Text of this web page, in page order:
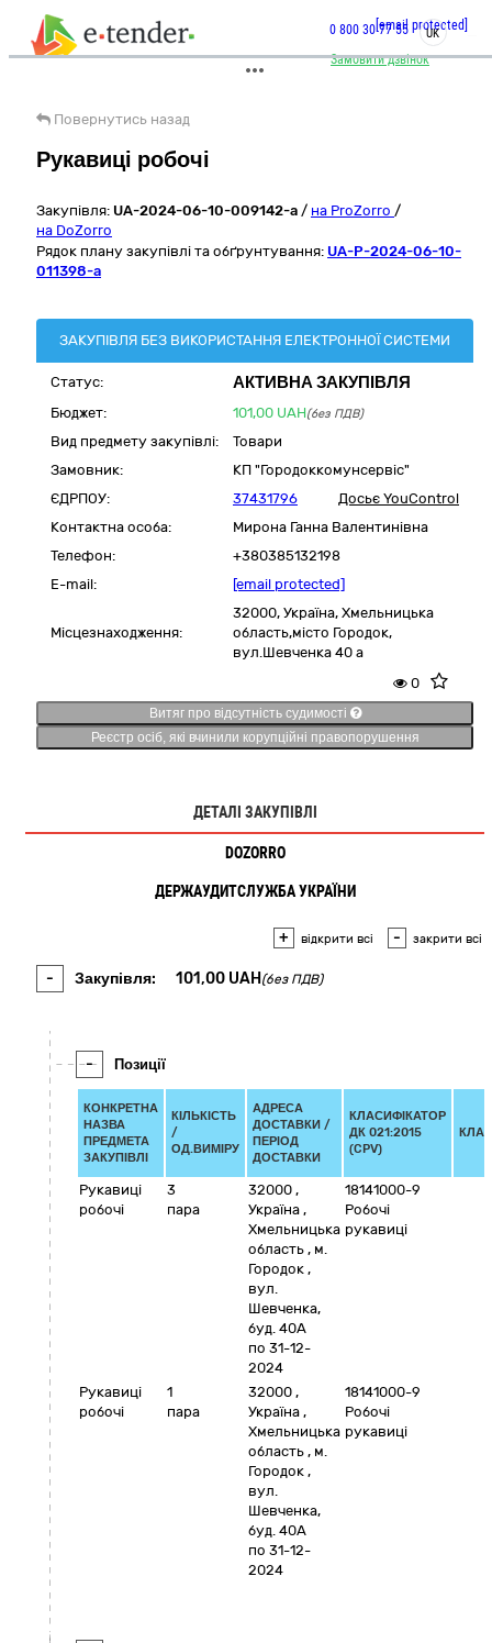
Замовити дзвінок
0 800 30 77 55[email protected]
UK
Повернутись назад
Рукавиці робочі
Закупівля: UA-2024-06-10-009142-a / на ProZorro /
на DoZorro
Рядок плану закупівлі та обґрунтування: UA-P-2024-06-10-
011398-a
ЗАКУПІВЛЯ БЕЗ ВИКОРИСТАННЯ ЕЛЕКТРОННОЇ СИСТЕМИ
Статус: АКТИВНА ЗАКУПІВЛЯ
Бюджет: 101,00 UAH(без ПДВ)
Вид предмету закупівлі:
Товари
Замовник:
КП "Городоккомунсервіс"
ЄДРПОУ:
37431796
Досьє YouControl
Контактна особа:
Мирона Ганна Валентинівна
Телефон:
+380385132198
E-mail:
[email protected]
Місцезнаходження:
32000, Україна, Хмельницька
область,місто Городок,
вул.Шевченка 40 а
0
Витяг про відсутність судимості
Реєстр осіб, які вчинили корупційні правопорушення
ДЕТАЛІ ЗАКУПІВЛІ
DOZORRO
ДЕРЖАУДИТСЛУЖБА УКРАЇНИ
+ відкрити всі - закрити всі
- Закупівля: 101,00 UAH (без ПДВ)
- Позиції
КОНКРЕТНА
НАЗВА
ПРЕДМЕТА
ЗАКУПІВЛІ
КІЛЬКІСТЬ
/
ОД.ВИМІРУ
АДРЕСА
ДОСТАВКИ /
ПЕРІОД
ДОСТАВКИ
КЛАСИФІКАТОР
ДК 021:2015
(CPV)
Рукавиці
робочі
3
пара
32000 ,
Україна ,
Хмельницька
область , м.
Городок ,
вул.
Шевченка,
буд. 40А
по 31-12-
2024
18141000-9
Робочі
рукавиці
Рукавиці
робочі
1
пара
32000 ,
Україна ,
Хмельницька
область , м.
Городок ,
вул.
Шевченка,
буд. 40А
по 31-12-
2024
18141000-9
Робочі
рукавиці